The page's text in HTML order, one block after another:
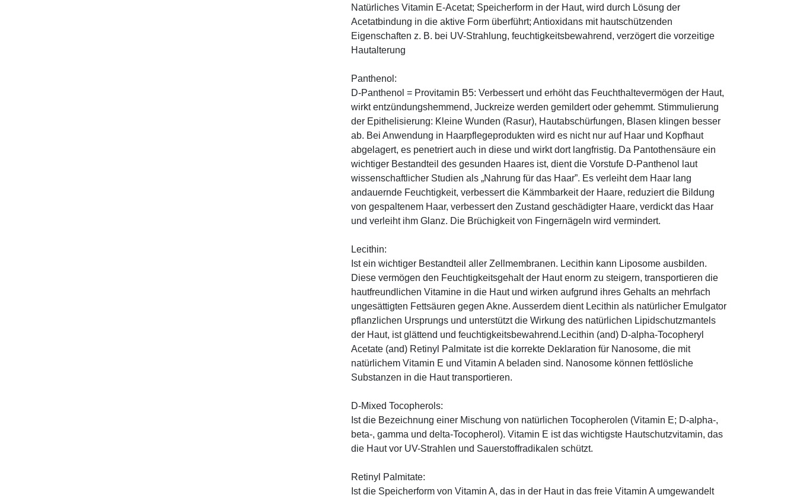
Natürliches Vitamin E-Acetat; Speicherform in der Haut, wird durch Lösung der
Acetatbindung in die aktive Form überführt; Antioxidans mit hautschützenden
Eigenschaften z. B. bei UV-Strahlung, feuchtigkeitsbewahrend, verzögert die vorzeitige
Hautalterung
Panthenol:
D-Panthenol = Provitamin B5: Verbessert und erhöht das Feuchthaltevermögen der Haut,
wirkt entzündungshemmend, Juckreize werden gemildert oder gehemmt. Stimmulierung
der Epithelisierung: Kleine Wunden (Rasur), Hautabschürfungen, Blasen klingen besser
ab. Bei Anwendung in Haarpflegeprodukten wird es nicht nur auf Haar und Kopfhaut
abgelagert, es penetriert auch in diese und wirkt dort langfristig. Da Pantothensäure ein
wichtiger Bestandteil des gesunden Haares ist, dient die Vorstufe D-Panthenol laut
wissenschaftlicher Studien als „Nahrung für das Haar”. Es verleiht dem Haar lang
andauernde Feuchtigkeit, verbessert die Kämmbarkeit der Haare, reduziert die Bildung
von gespaltenem Haar, verbessert den Zustand geschädigter Haare, verdickt das Haar
und verleiht ihm Glanz. Die Brüchigkeit von Fingernägeln wird vermindert.
Lecithin:
Ist ein wichtiger Bestandteil aller Zellmembranen. Lecithin kann Liposome ausbilden.
Diese vermögen den Feuchtigkeitsgehalt der Haut enorm zu steigern, transportieren die
hautfreundlichen Vitamine in die Haut und wirken aufgrund ihres Gehalts an mehrfach
ungesättigten Fettsäuren gegen Akne. Ausserdem dient Lecithin als natürlicher Emulgator
pflanzlichen Ursprungs und unterstützt die Wirkung des natürlichen Lipidschutzmantels
der Haut, ist glättend und feuchtigkeitsbewahrend.Lecithin (and) D-alpha-Tocopheryl
Acetate (and) Retinyl Palmitate ist die korrekte Deklaration für Nanosome, die mit
natürlichem Vitamin E und Vitamin A beladen sind. Nanosome können fettlösliche
Substanzen in die Haut transportieren.
D-Mixed Tocopherols:
Ist die Bezeichnung einer Mischung von natürlichen Tocopherolen (Vitamin E; D-alpha-,
beta-, gamma und delta-Tocopherol). Vitamin E ist das wichtigste Hautschutzvitamin, das
die Haut vor UV-Strahlen und Sauerstoffradikalen schützt.
Retinyl Palmitate:
Ist die Speicherform von Vitamin A, das in der Haut in das freie Vitamin A umgewandelt